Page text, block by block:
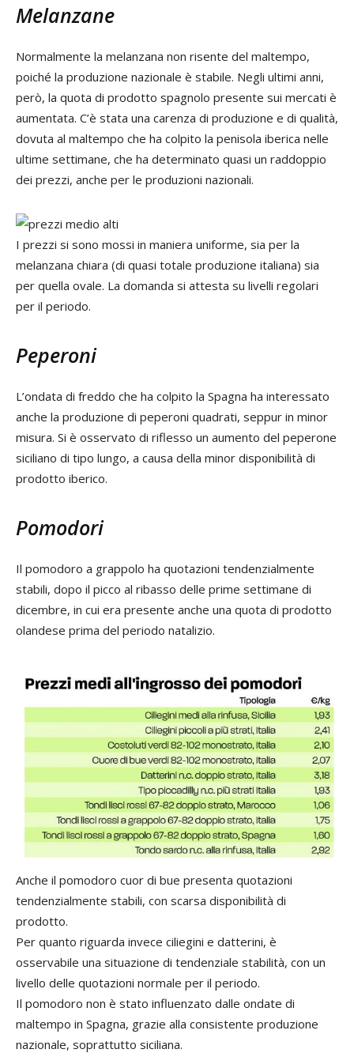
Melanzane
Normalmente la melanzana non risente del maltempo,
poiché la produzione nazionale è stabile. Negli ultimi anni,
però, la quota di prodotto spagnolo presente sui mercati è
aumentata. C’è stata una carenza di produzione e di qualità,
dovuta al maltempo che ha colpito la penisola iberica nelle
ultime settimane, che ha determinato quasi un raddoppio
dei prezzi, anche per le produzioni nazionali.
I prezzi si sono mossi in maniera uniforme, sia per la
melanzana chiara (di quasi totale produzione italiana) sia
per quella ovale. La domanda si attesta su livelli regolari
per il periodo.
Peperoni
L’ondata di freddo che ha colpito la Spagna ha interessato
anche la produzione di peperoni quadrati, seppur in minor
misura. Si è osservato di riflesso un aumento del peperone
siciliano di tipo lungo, a causa della minor disponibilità di
prodotto iberico.
Pomodori
Il pomodoro a grappolo ha quotazioni tendenzialmente
stabili, dopo il picco al ribasso delle prime settimane di
dicembre, in cui era presente anche una quota di prodotto
olandese prima del periodo natalizio.
Anche il pomodoro cuor di bue presenta quotazioni
tendenzialmente stabili, con scarsa disponibilità di
prodotto.
Per quanto riguarda invece ciliegini e datterini, è
osservabile una situazione di tendenziale stabilità, con un
livello delle quotazioni normale per il periodo.
Il pomodoro non è stato influenzato dalle ondate di
maltempo in Spagna, grazie alla consistente produzione
nazionale, soprattutto siciliana.